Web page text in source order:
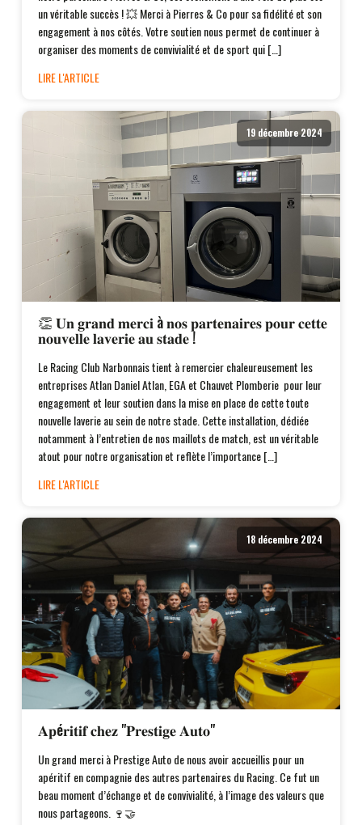
un véritable succès ! 💥 Merci à Pierres & Co pour sa fidélité et son
engagement à nos côtés. Votre soutien nous permet de continuer à
organiser des moments de convivialité et de sport qui […]
LIRE L'ARTICLE
19 décembre 2024
👏 𝐔𝐧 𝐠𝐫𝐚𝐧𝐝 𝐦𝐞𝐫𝐜𝐢 à 𝐧𝐨𝐬 𝐩𝐚𝐫𝐭𝐞𝐧𝐚𝐢𝐫𝐞𝐬 𝐩𝐨𝐮𝐫 𝐜𝐞𝐭𝐭𝐞
𝐧𝐨𝐮𝐯𝐞𝐥𝐥𝐞 𝐥𝐚𝐯𝐞𝐫𝐢𝐞 𝐚𝐮 𝐬𝐭𝐚𝐝𝐞 !
Le Racing Club Narbonnais tient à remercier chaleureusement les
entreprises Atlan Daniel Atlan, EGA et Chauvet Plomberie pour leur
engagement et leur soutien dans la mise en place de cette toute
nouvelle laverie au sein de notre stade. Cette installation, dédiée
notamment à l’entretien de nos maillots de match, est un véritable
atout pour notre organisation et reflète l’importance […]
LIRE L'ARTICLE
18 décembre 2024
𝐀𝐩é𝐫𝐢𝐭𝐢𝐟 𝐜𝐡𝐞𝐳 "𝐏𝐫𝐞𝐬𝐭𝐢𝐠𝐞 𝐀𝐮𝐭𝐨"
Un grand merci à Prestige Auto de nous avoir accueillis pour un
apéritif en compagnie des autres partenaires du Racing. Ce fut un
beau moment d’échange et de convivialité, à l’image des valeurs que
nous partageons. 🍷🤝